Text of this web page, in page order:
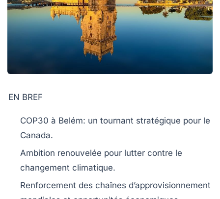
EN BREF
COP30 à Belém: un tournant stratégique pour le
Canada.
Ambition renouvelée pour lutter contre le
changement climatique.
Renforcement des chaînes d’approvisionnement